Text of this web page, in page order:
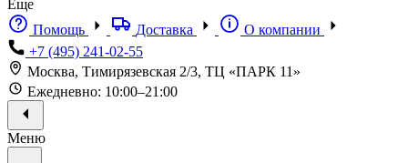
Еще
Помощь
Доставка
О компании
+7 (495) 241-02-55
Москва, Тимирязевская 2/3, ТЦ «ПАРК 11»
Ежедневно: 10:00–21:00
Меню